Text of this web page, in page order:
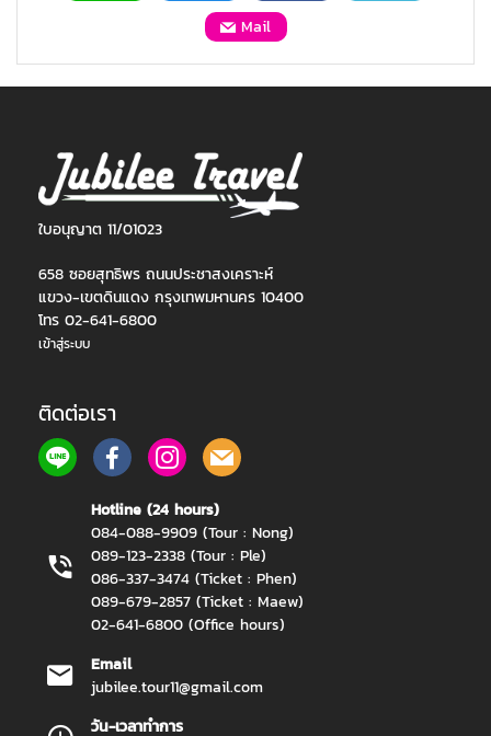
Mail
ใบอนุญาต 11/01023
658 ซอยสุทธิพร ถนนประชาสงเคราะห์
แขวง-เขตดินแดง กรุงเทพมหานคร 10400
โทร 02-641-6800
เข้าสู่ระบบ
ติดต่อเรา
Hotline (24 hours)
084-088-9909 (Tour : Nong)
089-123-2338 (Tour : Ple)
086-337-3474 (Ticket : Phen)
089-679-2857 (Ticket : Maew)
02-641-6800 (Office hours)
Email
jubilee.tour11@gmail.com
วัน-เวลาทำการ